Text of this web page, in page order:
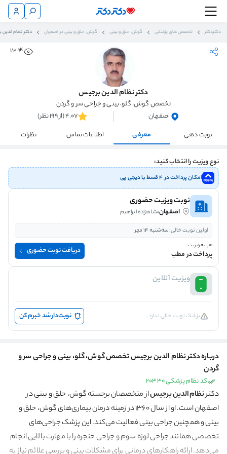
دکتردکتر تخصص های پزشکی گوش، حلق و بینی گوش، حلق و بینی در اصفهان دکتر نظام
188.9K
دکتر نظام الدین برجیس
تخصص گوش، گلو، بینی و جراحی سر و گردن
اصفهان
4.07 (از 199 نظر)
نوبت دهی
معرفی اطلاعات تماس نظرات
نوع ویزیت را انتخاب کنید:
امکان پرداخت در ۴ قسط با دیجی پی
نوبت ویزیت حضوری
اصفهان،شاهزاده ابراهیم
اولین نوبت خالی:سه‌شنبه 14 مهر
هزینه ویزیت:
پرداخت در مطب دریافت نوبت حضوری
ویزیت آنلاین
پزشک نوبت خالی ندارد. نوبت‌دار شد خبرم کن
درباره دکتر نظام الدین برجیس تخصص گوش، گلو، بینی و جراحی سر و
گردن
کد نظام پزشکی 20330
دکترنظام‌الدین برجیساز متخصصان برجسته گوش، حلق و بینی در
اصفهان است. او از سال 1360 در زمینه درمان بیماری‌های گوش، حلق و
بینی و همچنین جراحی بینی فعالیت می‌کند. این پزشک جراحی‌های
تخصصی همانند جراحی لوزه سوم و جراحی حنجره را با مهارت بالایی انجام
می‌دهد. ارائه راهکارهای درمانی برای مشکلات بینی و بررسی علائم نیاز به